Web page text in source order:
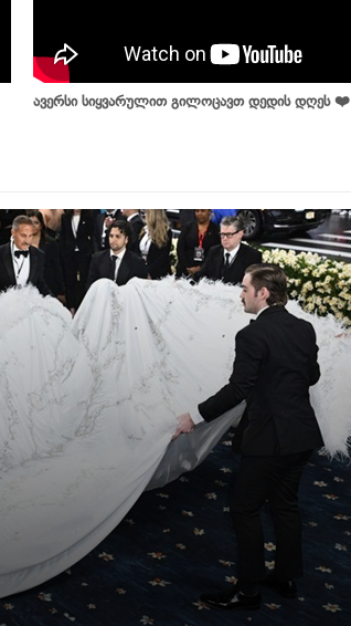
ავერსი სიყვარულით გილოცავთ დედის დღეს ❤️